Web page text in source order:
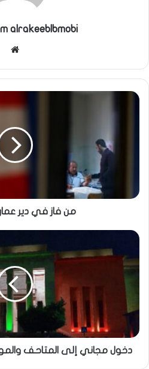
alrakeeblbmobi
من فاز في دير عمار
دخول مجاني إلى المتاحف